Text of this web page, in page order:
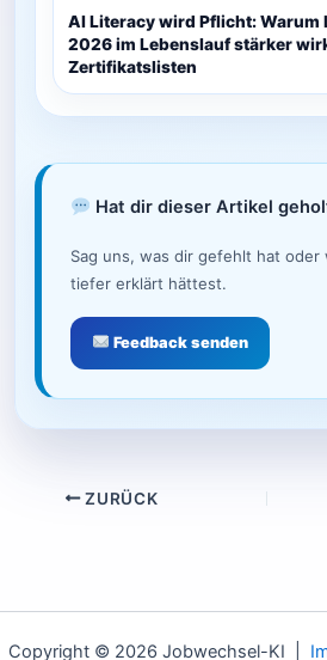
AI Literacy wird Pflicht: Warum
2026 im Lebenslauf stärker
Zertifikatslisten
Hat dir dieser Artikel
Sag uns, was dir gefehlt hat oder
tiefer erklärt hättest.
Feedback senden
ZURÜCK
Copyright © 2026 Jobwechsel-KI |